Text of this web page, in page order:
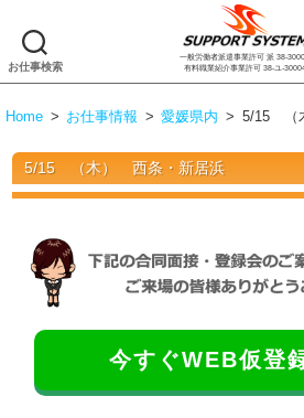
お仕事検索
株
式
会
サ
ー
ス
テ
一般労働者派遣事業許可 派 38-
有料職業紹介事業許可 38-ユ-
Home > お仕事情報 > 愛媛県内 > 5/15 （
5/15 （木） 西条・新居浜
今すぐWEB仮登